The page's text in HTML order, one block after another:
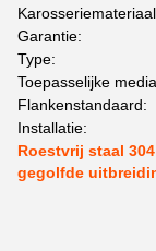
Garantie:
Type:
Toepasselijke
Flankenstandaard:
Installatie:
Roestvrij staal
gegolfde